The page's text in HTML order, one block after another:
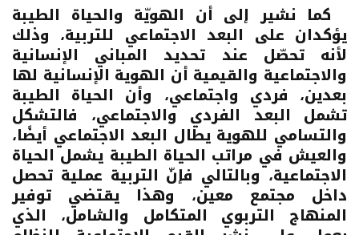
كما نشير إلى أن الهويّة والحياة الطيبة
يؤكدان على البعد الاجتماعي للتربية، وذلك
لأنه تحصّل عند تحديد المباني الإنسانية
والاجتماعية والقيمية أن الهوية الإنسانية لها
بعدين، فردي واجتماعي، وأن الحياة الطيبة
تشمل البعد الفردي والاجتماعي، فالتشكل
والتسامي للهوية يطال البعد الاجتماعي أيضًا،
والعيش في مراتب الحياة الطيبة يشمل الحياة
الاجتماعية، وبالتالي فإنّ التربية عملية تحصل
داخل مجتمع معين، وهذا يقتضي توفير
المنهاج التربوي المتكامل والشامل، الذي